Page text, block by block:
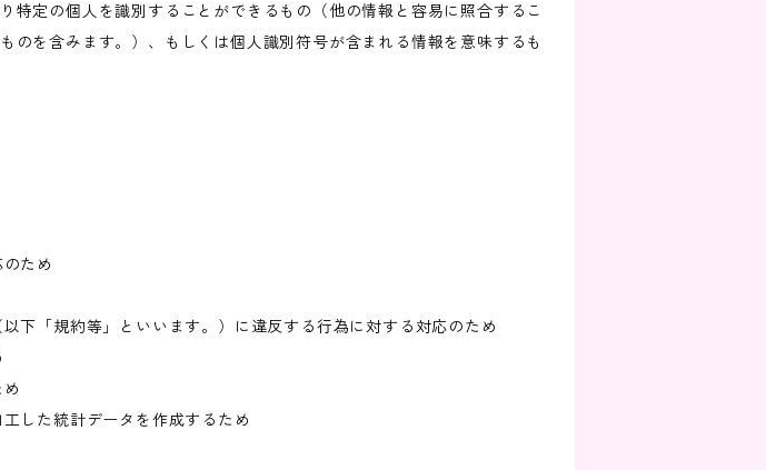
定の個人を識別することができるもの（他の情報と容易に照合するこ
を含みます。）、もしくは個人識別符号が含まれる情報を意味するも
ため
下「規約等」といいます。）に違反する行為に対する対応のため
した統計データを作成するため